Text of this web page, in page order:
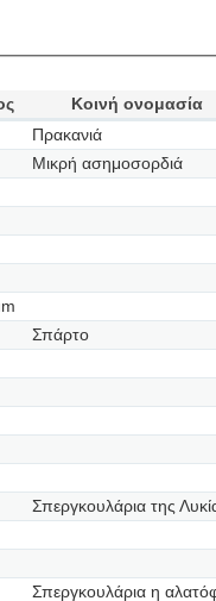
Κοινή ονομασία
Πρακανιά
Μικρή ασημοσορδιά
Σπάρτο
Σπεργκουλάρια της
Σπεργκουλάρια η